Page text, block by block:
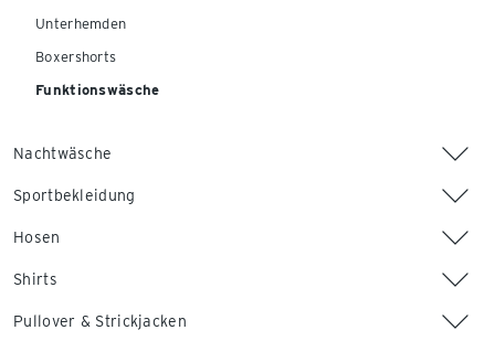
Unterhemden
Boxershorts
Funktionswäsche
Nachtwäsche
Sportbekleidung
Hosen
Shirts
Pullover & Strickjacken